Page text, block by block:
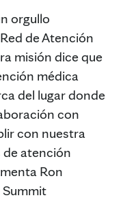
orgullo
de Atención
misión dice que
médica
del lugar donde
con
con nuestra
de atención
Ron